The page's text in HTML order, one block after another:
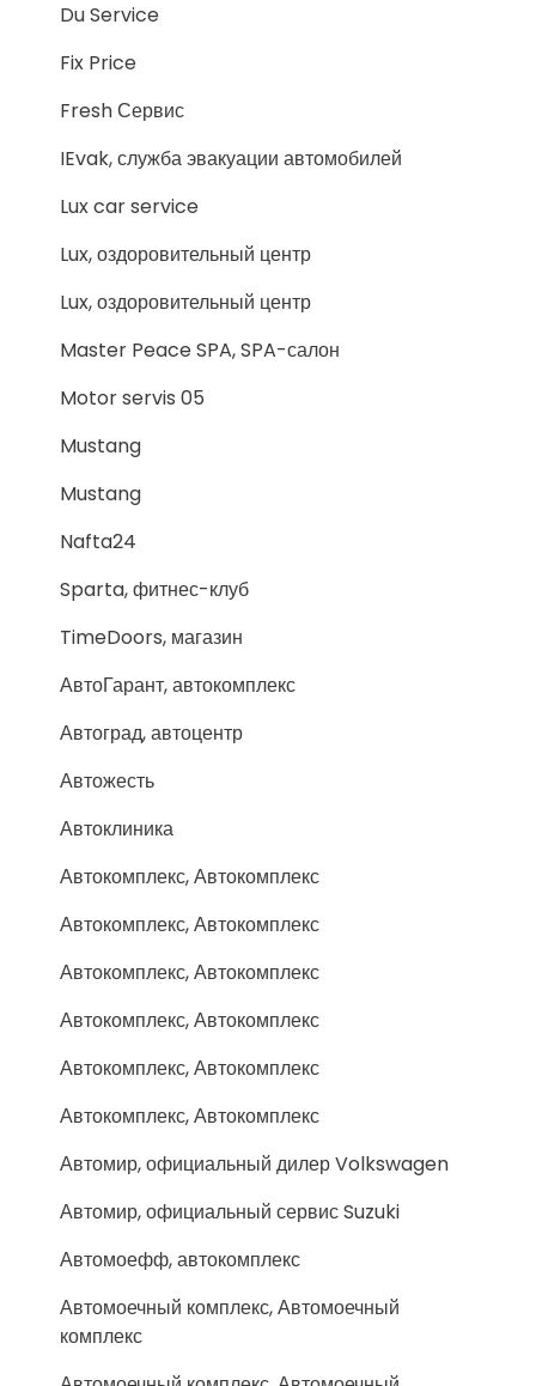
Du Service
Fix Price
Fresh Сервис
IEvak, служба эвакуации автомобилей
Lux car service
Lux, оздоровительный центр
Lux, оздоровительный центр
Master Peace SPA, SPA-салон
Motor servis 05
Mustang
Mustang
Nafta24
Sparta, фитнес-клуб
TimeDoors, магазин
АвтоГарант, автокомплекс
Автоград, автоцентр
Автожесть
Автоклиника
Автокомплекс, Автокомплекс
Автокомплекс, Автокомплекс
Автокомплекс, Автокомплекс
Автокомплекс, Автокомплекс
Автокомплекс, Автокомплекс
Автокомплекс, Автокомплекс
Автомир, официальный дилер Volkswagen
Автомир, официальный сервис Suzuki
Автомоефф, автокомплекс
Автомоечный комплекс, Автомоечный
комплекс